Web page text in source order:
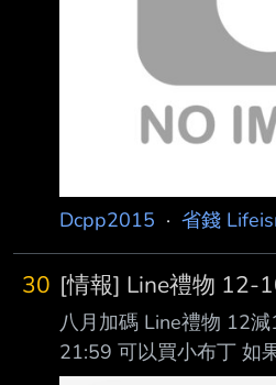
Motorola moto g56 5G --
Dcpp2015 · 省錢
30 [情報] Line禮物 12-
八月加碼 Line禮物 12
21:59 可以買小布丁 如